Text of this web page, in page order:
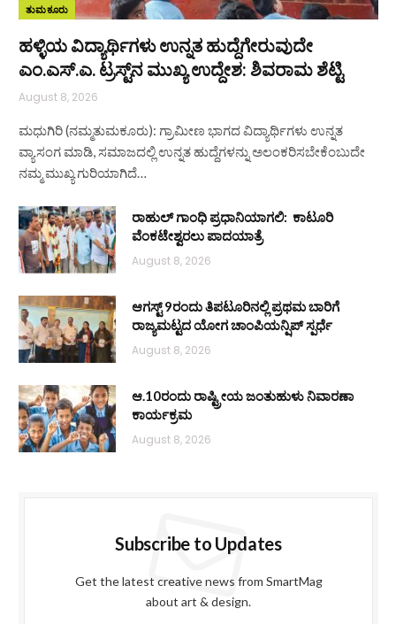
ತುಮಕೂರು
ಹಳ್ಳಿಯ ವಿದ್ಯಾರ್ಥಿಗಳು ಉನ್ನತ ಹುದ್ದೆಗೇರುವುದೇ
ಎಂ.ಎಸ್.ಎ. ಟ್ರಸ್ಟ್‌ನ ಮುಖ್ಯ ಉದ್ದೇಶ: ಶಿವರಾಮ ಶೆಟ್ಟಿ
August 8, 2026
ಮಧುಗಿರಿ (ನಮ್ಮತುಮಕೂರು): ಗ್ರಾಮೀಣ ಭಾಗದ ವಿದ್ಯಾರ್ಥಿಗಳು ಉನ್ನತ
ವ್ಯಾಸಂಗ ಮಾಡಿ, ಸಮಾಜದಲ್ಲಿ ಉನ್ನತ ಹುದ್ದೆಗಳನ್ನು ಅಲಂಕರಿಸಬೇಕೆಂಬುದೇ
ನಮ್ಮ ಮುಖ್ಯ ಗುರಿಯಾಗಿದೆ…
ರಾಹುಲ್ ಗಾಂಧಿ ಪ್ರಧಾನಿಯಾಗಲಿ: ಕಾಟೂರಿ
ವೆಂಕಟೇಶ್ವರಲು ಪಾದಯಾತ್ರೆ
August 8, 2026
ಆಗಸ್ಟ್ 9ರಂದು ತಿಪಟೂರಿನಲ್ಲಿ ಪ್ರಥಮ ಬಾರಿಗೆ
ರಾಜ್ಯಮಟ್ಟದ ಯೋಗ ಚಾಂಪಿಯನ್ಷಿಪ್ ಸ್ಪರ್ಧೆ
August 8, 2026
ಆ.10ರಂದು ರಾಷ್ಟ್ರೀಯ ಜಂತುಹುಳು ನಿವಾರಣಾ
ಕಾರ್ಯಕ್ರಮ
August 8, 2026
Subscribe to Updates
Get the latest creative news from SmartMag
about art & design.